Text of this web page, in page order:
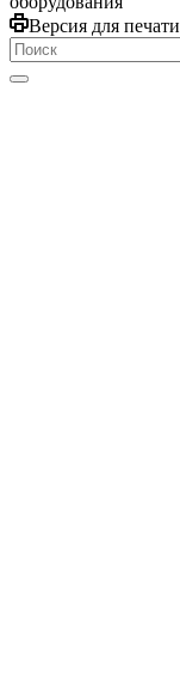
Версия для печати